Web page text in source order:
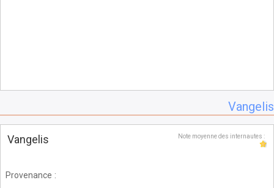
Vangelis
Vangelis Note moyenne des internautes :
Provenance :